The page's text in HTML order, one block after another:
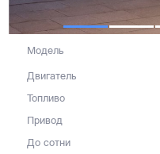
Модель
Двигатель
Топливо
Привод
До сотни